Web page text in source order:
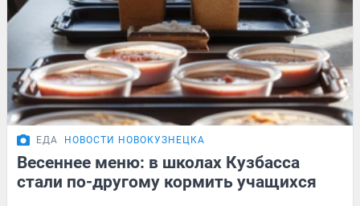
ЕДА НОВОСТИ НОВОКУЗНЕЦКА
Весеннее меню: в школах Кузбасса
стали по-другому кормить учащихся